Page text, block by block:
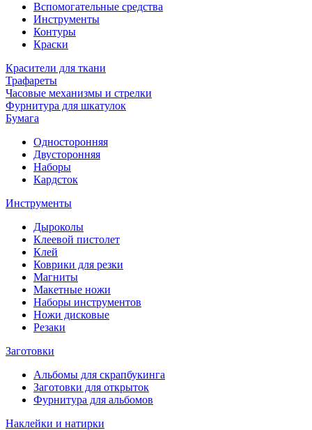
Вспомогательные средства
Инструменты
Контуры
Краски
Красители для ткани
Трафареты
Часовые механизмы и стрелки
Фурнитура для шкатулок
Бумага
Односторонняя
Двусторонняя
Наборы
Кардсток
Инструменты
Дыроколы
Клеевой пистолет
Клей
Коврики для резки
Магниты
Макетные ножи
Наборы инструментов
Ножи дисковые
Резаки
Заготовки
Альбомы для скрапбукинга
Заготовки для открыток
Фурнитура для альбомов
Наклейки и натирки